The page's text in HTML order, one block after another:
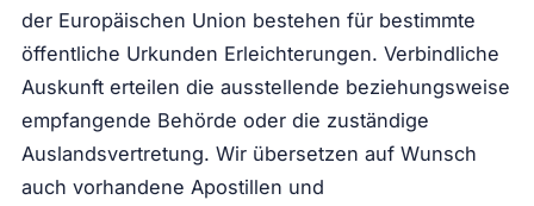
der Europäischen Union bestehen für bestimmte
öffentliche Urkunden Erleichterungen. Verbindliche
Auskunft erteilen die ausstellende beziehungsweise
empfangende Behörde oder die zuständige
Auslandsvertretung. Wir übersetzen auf Wunsch
auch vorhandene Apostillen und